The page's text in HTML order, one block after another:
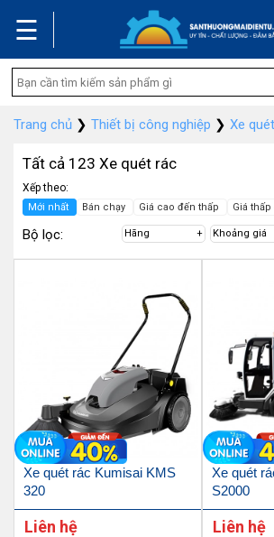
☰
Trang chủ ❯ Thiết bị công nghiệp ❯ Xe
Tất cả 123 Xe quét rác
Xếp theo:
Mới nhất Bán chạy Giá cao đến thấp Giá
Bộ lọc: Hãng Khoảng giá
Xe quét rác Kumisai KMS
320
Liên hệ
Xe quét
S2000
Liên hệ